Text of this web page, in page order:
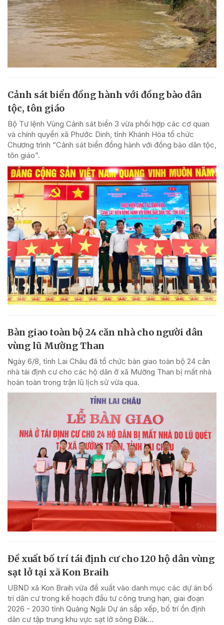
Cảnh sát biển đồng hành với đồng bào dân
tộc, tôn giáo
Bộ Tư lệnh Vùng Cảnh sát biển 3 vừa phối hợp các cơ quan
và chính quyền xã Phước Dinh, tỉnh Khánh Hòa tổ chức
Chương trình “Cảnh sát biển đồng hành với đồng bào dân tộc,
tôn giáo”.
Bàn giao toàn bộ 24 căn nhà cho người dân
vùng lũ Mường Than
Ngày 6/8, tỉnh Lai Châu đã tổ chức bàn giao toàn bộ 24 căn
nhà tái định cư cho các hộ dân ở xã Mường Than bị mất nhà
hoàn toàn trong trận lũ lịch sử vừa qua.
Đề xuất bố trí tái định cư cho 120 hộ dân vùng
sạt lở tại xã Kon Braih
UBND xã Kon Braih vừa đề xuất vào danh mục các dự án bố
trí dân cư trong kế hoạch đầu tư công trung hạn, giai đoạn
2026 - 2030 tỉnh Quảng Ngãi Dự án sắp xếp, bố trí ổn định
dân cư tập trung khu vực sạt lở sông Đăk...